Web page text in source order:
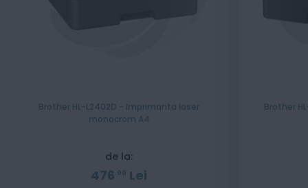
Brother HL-L2402D - Imprimanta laser
monocrom A4
de la:
476 00 Lei
Brother